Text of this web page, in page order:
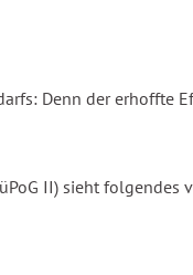
Denn der erhoffte
II) sieht folgendes